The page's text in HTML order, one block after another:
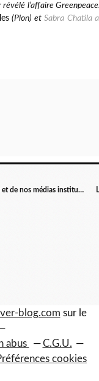
l’affaire
(Plon) etSabra Chatila
Luttons contre la servilité néfaste de nos dirigeants et de nos médias institutionnels (2)
blog.com sur le
abus
C.G.U.
cookies